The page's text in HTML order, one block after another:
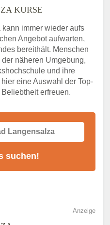
Kurssuche
Kurse
– Öffnungszeiten und
Volkshochschule Bad
Programm 2026 in
KURSE
immer wieder aufs
Angebot aufwarten,
bereithält. Menschen
näheren Umgebung,
und ihre
eine Auswahl der Top-
erfreuen.
Anzeige